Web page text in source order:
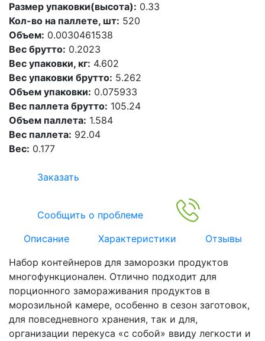
Размер упаковки(высота): 0.33
Кол-во на паллете, шт: 520
Объем: 0.0030461538
Вес брутто: 0.2023
Вес упаковки, кг: 4.602
Вес упаковки брутто: 5.262
Объем упаковки: 0.075933
Вес паллета брутто: 105.24
Объем паллета: 1.584
Вес паллета: 92.04
Вес: 0.177
Заказать
Сообщить о проблеме
Описание
Характеристики
Отзывы
Набор контейнеров для заморозки продуктов
многофункционален. Отлично подходит для
порционного замораживания продуктов в
морозильной камере, особенно в сезон заготовок,
для повседневного хранения, так и для,
организации перекуса «с собой» ввиду легкости и